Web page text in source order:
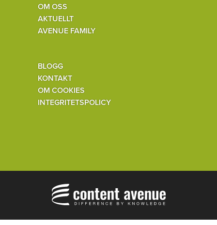
OM OSS
AKTUELLT
AVENUE FAMILY
BLOGG
KONTAKT
OM COOKIES
INTEGRITETSPOLICY